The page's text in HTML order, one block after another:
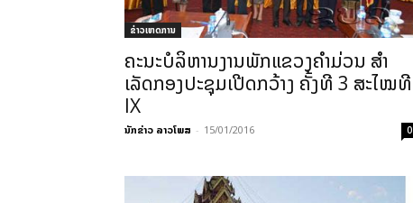
ຂ່າວເຫດການ
ຄະນະບໍລິຫານງານພັກແຂວງຄຳມ່ວນ ສໍາ
ເລັດກອງປະຊຸມເປີດກວ້າງ ຄັ້ງທີ 3 ສະໄໝທີ
IX
ນັກຂ່າວ ລາວໂພສ - 15/01/2016 0